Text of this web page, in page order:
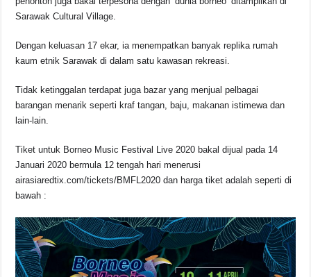
Sarawak Cultural Village.
Dengan keluasan 17 ekar, ia menempatkan banyak replika rumah
kaum etnik Sarawak di dalam satu kawasan rekreasi.
Tidak ketinggalan terdapat juga bazar yang menjual pelbagai
barangan menarik seperti kraf tangan, baju, makanan istimewa dan
lain-lain.
Tiket untuk Borneo Music Festival Live 2020 bakal dijual pada 14
Januari 2020 bermula 12 tengah hari menerusi
airasiaredtix.com/tickets/BMFL2020 dan harga tiket adalah seperti di
bawah :